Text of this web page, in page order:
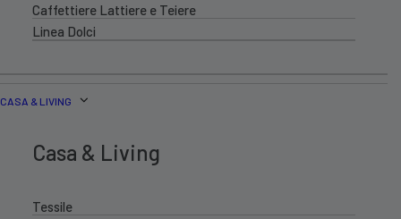
Caffettiere Lattiere e Teiere
Linea Dolci
CASA & LIVING
Casa & Living
Tessile